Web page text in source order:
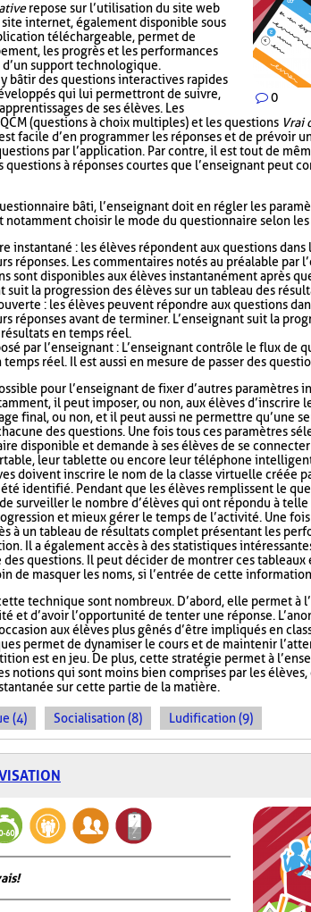
0
repose sur l’utilisation du site web
site internet, également disponible sous
téléchargeable, permet de
les progrès et les performances
d’un support technologique.
y bâtir des questions interactives rapides
qui lui permettront de suivre,
de ses élèves. Les
(questions à choix multiples) et les questions Vrai
facile d’en programmer les réponses et de prévoir
par l’application. Par contre, il est tout de
questions à réponses courtes que l’enseignant peut
bâti, l’enseignant doit en régler les
notamment choisir le mode du questionnaire selon
instantané : les élèves répondent aux questions dans
réponses. Les commentaires notés au préalable par
sont disponibles aux élèves instantanément après
suit la progression des élèves sur un tableau des
: les élèves peuvent répondre aux questions
réponses avant de terminer. L’enseignant suit la
en temps réel.
par l’enseignant : L’enseignant contrôle le flux de
temps réel. Il est aussi en mesure de passer des
pour l’enseignant de fixer d’autres paramètres
il peut imposer, ou non, aux élèves d’inscrire
final, ou non, et il peut aussi ne permettre qu’une
des questions. Une fois tous ces paramètres
disponible et demande à ses élèves de se connecter
leur tablette ou encore leur téléphone
doivent inscrire le nom de la classe virtuelle créée
identifié. Pendant que les élèves remplissent le
surveiller le nombre d’élèves qui ont répondu à
et mieux gérer le temps de l’activité. Une
à un tableau de résultats complet présentant les
Il a également accès à des statistiques
des questions. Il peut décider de montrer ces
de masquer les noms, si l’entrée de cette
technique sont nombreux. D’abord, elle permet à
et d’avoir l’opportunité de tenter une réponse.
aux élèves plus gênés d’être impliqués en
permet de dynamiser le cours et de maintenir
est en jeu. De plus, cette stratégie permet à
notions qui sont moins bien comprises par les
sur cette partie de la matière.
(4) Socialisation (8) Ludification (9)